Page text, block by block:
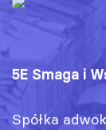
5E Smaga i
Spółka